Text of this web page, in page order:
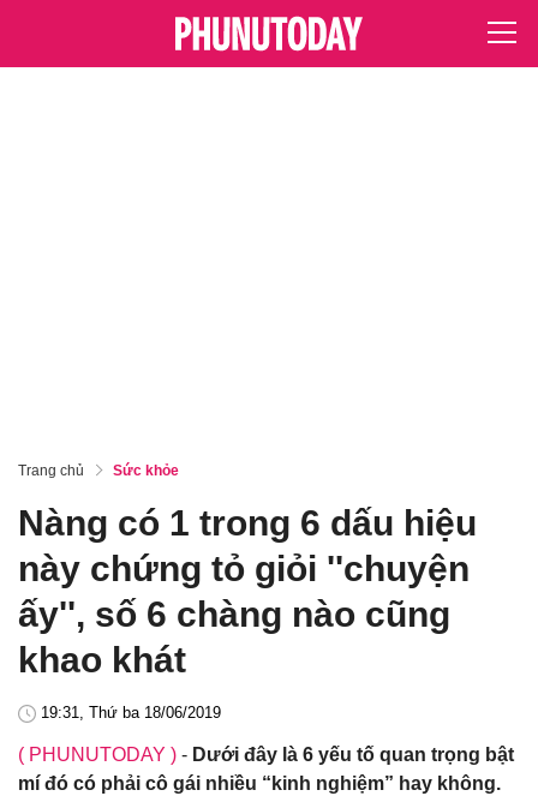
Trang chủ Sức khỏe
Nàng có 1 trong 6 dấu hiệu
này chứng tỏ giỏi ''chuyện
ấy'', số 6 chàng nào cũng
khao khát
19:31, Thứ ba 18/06/2019
( PHUNUTODAY ) - Dưới đây là 6 yếu tố quan trọng bật
mí đó có phải cô gái nhiều “kinh nghiệm” hay không.